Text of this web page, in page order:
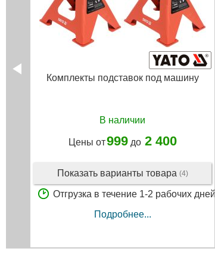
Комплекты подставок под машину
В наличии
Цены от999до 2 400
Показать варианты товара (4)
Отгрузка в течение 1-2 рабочих дней
Подробнее...